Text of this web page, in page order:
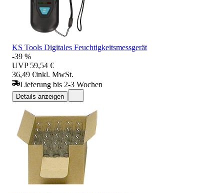
KS Tools Digitales Feuchtigkeitsmessgerät
-39 %
UVP 59,54 €
36,49 €inkl. MwSt.
Lieferung bis 2-3 Wochen
Details anzeigen